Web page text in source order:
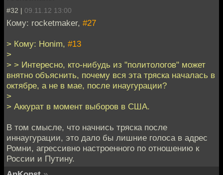
#32 | 09.11.12 13:00
Кому: rocketmaker, #27
> Кому: Honim, #13
>
> > Интересно, кто-нибудь из "политологов" может
внятно объяснить, почему вся эта тряска началась в
октябре, а не в мае, после инаугурации?
>
> Аккурат в момент выборов в США.
В том смысле, что начнись тряска после
иннаугурации, это дало бы лишние голоса в адрес
Ромни, агрессивно настроенного по отношению к
России и Путину.